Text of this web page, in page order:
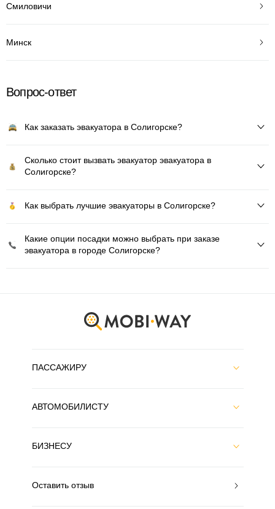
Смиловичи
Минск
Вопрос-ответ
Как заказать эвакуатора в Солигорске?
Сколько стоит вызвать эвакуатор эвакуатора в
Солигорске?
Как выбрать лучшие эвакуаторы в Солигорске?
Какие опции посадки можно выбрать при заказе
эвакуатора в городе Солигорске?
ПАССАЖИРУ
АВТОМОБИЛИСТУ
БИЗНЕСУ
Оставить отзыв